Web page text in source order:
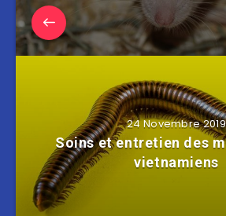
24 Novembre 2019
Soins et entretien des
vietnamiens